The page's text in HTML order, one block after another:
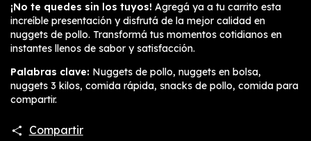
¡No te quedes sin los tuyos! Agregá ya a tu carrito esta
increíble presentación y disfrutá de la mejor calidad en
nuggets de pollo. Transformá tus momentos cotidianos en
instantes llenos de sabor y satisfacción.
Palabras clave: Nuggets de pollo, nuggets en bolsa,
nuggets 3 kilos, comida rápida, snacks de pollo, comida para
compartir.
Compartir